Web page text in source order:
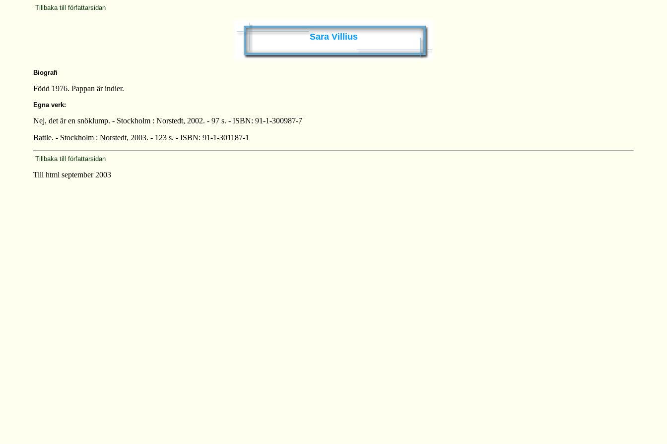
Tillbaka till författarsidan
Sara Villius
Biografi
Född 1976. Pappan är indier.
Egna verk:
Nej, det är en snöklump. - Stockholm : Norstedt, 2002. - 97 s. - ISBN: 91-1-300987-7
Battle. - Stockholm : Norstedt, 2003. - 123 s. - ISBN: 91-1-301187-1
Tillbaka till författarsidan
Till html september 2003